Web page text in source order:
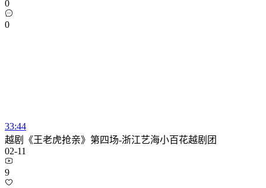
0
0
33:44
越剧《王老虎抢亲》第四场-浙江艺海小百花越剧团
02-11
9